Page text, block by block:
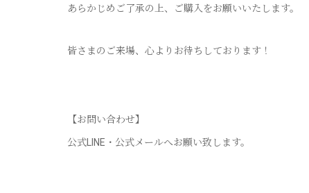
あらかじめご了承の上、ご購入をお願いいたします。
皆さまのご来場、心よりお待ちしております！
【お問い合わせ】
公式LINE・公式メールへお願い致します。